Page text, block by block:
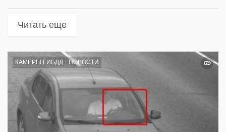
Читать еще
КАМЕРЫ ГИБДД НОВОСТИ